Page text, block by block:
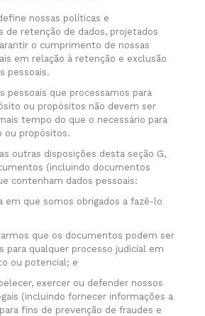
nossas políticas e
de retenção de dados, projetados
o cumprimento de nossas
em relação à retenção e exclusão
pessoais.
pessoais que processamos para
ou propósitos não devem ser
tempo do que o necessário para
ou propósitos.
outras disposições desta seção G,
(incluindo documentos
contenham dados pessoais:
em que somos obrigados a fazê-lo
que os documentos podem ser
para qualquer processo judicial em
ou potencial; e
exercer ou defender nossos
(incluindo fornecer informações a
fins de prevenção de fraudes e